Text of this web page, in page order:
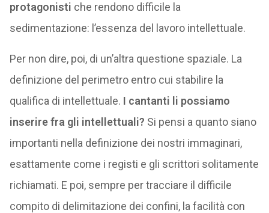
protagonisti che rendono difficile la
sedimentazione: l’essenza del lavoro intellettuale.
Per non dire, poi, di un’altra questione spaziale. La
definizione del perimetro entro cui stabilire la
qualifica di intellettuale. I cantanti li possiamo
inserire fra gli intellettuali? Si pensi a quanto siano
importanti nella definizione dei nostri immaginari,
esattamente come i registi e gli scrittori solitamente
richiamati. E poi, sempre per tracciare il difficile
compito di delimitazione dei confini, la facilità con